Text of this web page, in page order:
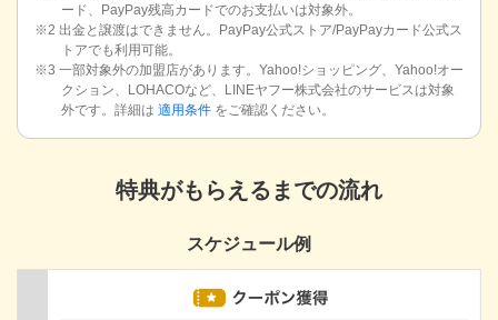
ード、PayPay残高カードでのお支払いは対象外。
※2 出金と譲渡はできません。PayPay公式ストア/PayPayカード公式ス
トアでも利用可能。
※3 一部対象外の加盟店があります。Yahoo!ショッピング、Yahoo!オー
クション、LOHACOなど、LINEヤフー株式会社のサービスは対象
外です。詳細は 適用条件 をご確認ください。
特典がもらえるまでの流れ
スケジュール例